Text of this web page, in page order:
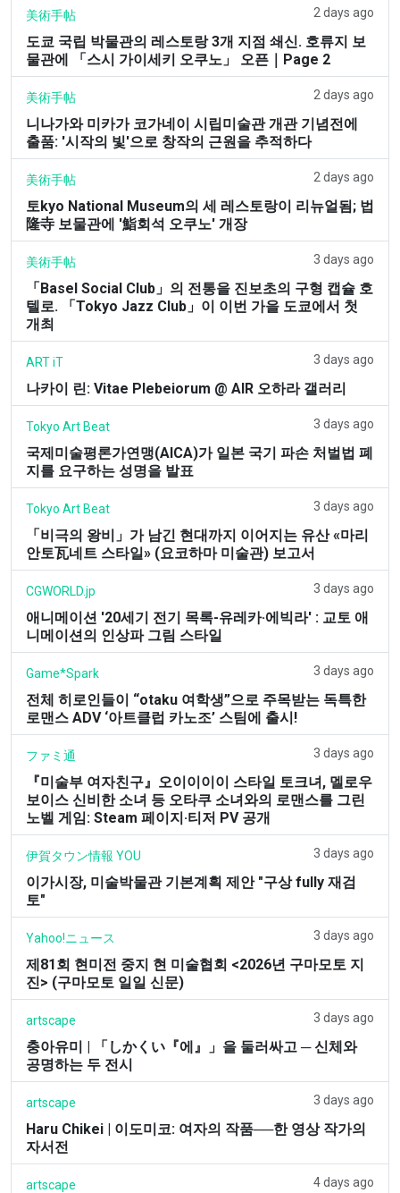
美術手帖 2 days ago
도쿄 국립 박물관의 레스토랑 3개 지점 쇄신. 호류지 보
물관에 「스시 가이세키 오쿠노」 오픈｜Page 2
美術手帖 2 days ago
니나가와 미카가 코가네이 시립미술관 개관 기념전에
출품: '시작의 빛'으로 창작의 근원을 추적하다
美術手帖 2 days ago
토kyo National Museum의 세 레스토랑이 리뉴얼됨; 법
隆寺 보물관에 '鮨회석 오쿠노' 개장
美術手帖 3 days ago
「Basel Social Club」의 전통을 진보초의 구형 캡슐 호
텔로. 「Tokyo Jazz Club」이 이번 가을 도쿄에서 첫
개최
ART iT 3 days ago
나카이 린: Vitae Plebeiorum @ AIR 오하라 갤러리
Tokyo Art Beat 3 days ago
국제미술평론가연맹(AICA)가 일본 국기 파손 처벌법 폐
지를 요구하는 성명을 발표
Tokyo Art Beat 3 days ago
「비극의 왕비」가 남긴 현대까지 이어지는 유산 «마리
안토瓦네트 스타일» (요코하마 미술관) 보고서
CGWORLD.jp 3 days ago
애니메이션 '20세기 전기 목록-유레카·에빅라' : 교토 애
니메이션의 인상파 그림 스타일
Game*Spark 3 days ago
전체 히로인들이 “otaku 여학생”으로 주목받는 독특한
로맨스 ADV ‘아트클럽 카노조’ 스팀에 출시!
ファミ通 3 days ago
『미술부 여자친구』오이이이이 스타일 토크녀, 멜로우
보이스 신비한 소녀 등 오타쿠 소녀와의 로맨스를 그린
노벨 게임: Steam 페이지·티저 PV 공개
伊賀タウン情報 YOU 3 days ago
이가시장, 미술박물관 기본계획 제안 "구상 fully 재검
토"
Yahoo!ニュース 3 days ago
제81회 현미전 중지 현 미술협회 <2026년 구마모토 지
진> (구마모토 일일 신문)
artscape 3 days ago
충아유미 | 「しかくい『에』」을 둘러싸고 ─ 신체와
공명하는 두 전시
artscape 3 days ago
Haru Chikei | 이도미코: 여자의 작품──한 영상 작가의
자서전
artscape 4 days ago